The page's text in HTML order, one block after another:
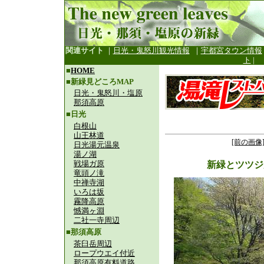
関連サイト ｜ 日光・鬼怒川観光情報 ｜ 宇都宮タウン情報
ト |
■HOME
■新緑見どころMAP
日光・鬼怒川・塩原
那須高原
■日光
白根山
山王林道
日光湯元温泉
湯ノ湖
戦場ガ原
竜頭ノ滝
中禅寺湖
いろは坂
霧降高原
憾満ヶ淵
二社一寺周辺
■那須高原
茶臼岳周辺
ロープウエイ付近
[前の画像]
新緑とツツ